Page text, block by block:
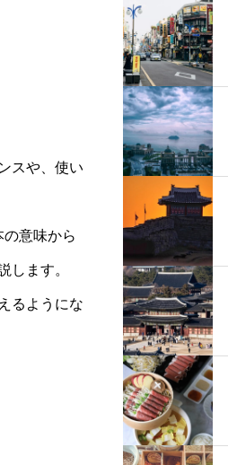
スや、使い
意味から
します。
るようにな